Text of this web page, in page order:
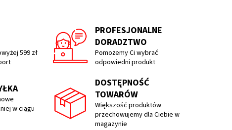
599 zł
PROFESJONALNE
DORADZTWO
Pomożemy Ci wybrać
odpowiedni produkt
w ciągu
DOSTĘPNOŚĆ
TOWARÓW
Większość produktów
przechowujemy dla Ciebie w
magazynie